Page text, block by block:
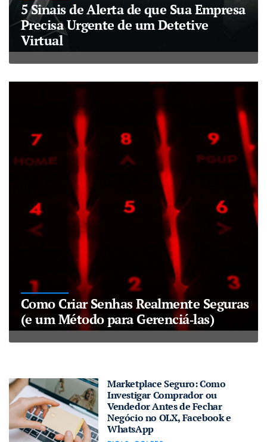
5 Sinais de Alerta de que Sua Empresa
Precisa Urgente de um Detetive
Virtual
Como Criar Senhas Realmente Seguras
(e um Método para Gerenciá‑las)
Marketplace Seguro: Como
Investigar Comprador ou
Vendedor Antes de Fechar
Negócio no OLX, Facebook e
WhatsApp